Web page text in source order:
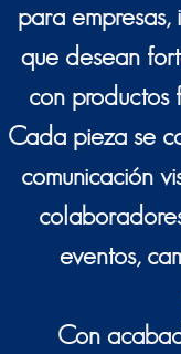
para empresas,
que desean
con productos
Cada pieza se
comunicación
eventos,
Con